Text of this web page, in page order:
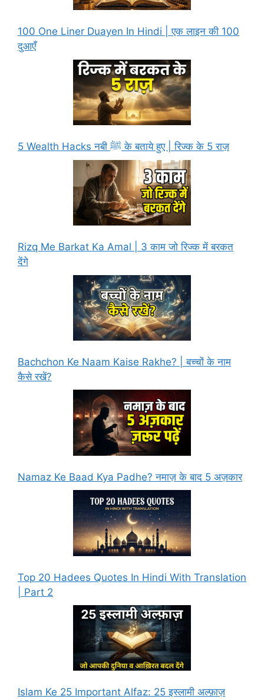
100 One Liner Duayen In Hindi | एक लाइन की 100
दुआएँ
5 Wealth Hacks नबी ﷺ के बताये हुए | रिज्क के 5 राज़
Rizq Me Barkat Ka Amal | 3 काम जो रिज्क में बरकत
देंगे
Bachchon Ke Naam Kaise Rakhe? | बच्चों के नाम
कैसे रखें?
Namaz Ke Baad Kya Padhe? नमाज़ के बाद 5 अज़कार
Top 20 Hadees Quotes In Hindi With Translation
| Part 2
Islam Ke 25 Important Alfaz: 25 इस्लामी अल्फ़ाज़